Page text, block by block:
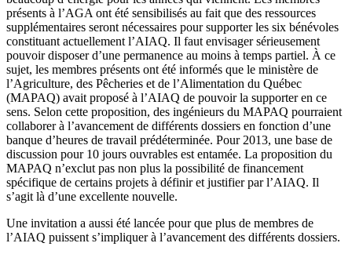
présents à l’AGA ont été sensibilisés au fait que des ressources
supplémentaires seront nécessaires pour supporter les six bénévoles
constituant actuellement l’AIAQ. Il faut envisager sérieusement
pouvoir disposer d’une permanence au moins à temps partiel. À ce
sujet, les membres présents ont été informés que le ministère de
l’Agriculture, des Pêcheries et de l’Alimentation du Québec
(MAPAQ) avait proposé à l’AIAQ de pouvoir la supporter en ce
sens. Selon cette proposition, des ingénieurs du MAPAQ pourraient
collaborer à l’avancement de différents dossiers en fonction d’une
banque d’heures de travail prédéterminée. Pour 2013, une base de
discussion pour 10 jours ouvrables est entamée. La proposition du
MAPAQ n’exclut pas non plus la possibilité de financement
spécifique de certains projets à définir et justifier par l’AIAQ. Il
s’agit là d’une excellente nouvelle.
Une invitation a aussi été lancée pour que plus de membres de
l’AIAQ puissent s’impliquer à l’avancement des différents dossiers.